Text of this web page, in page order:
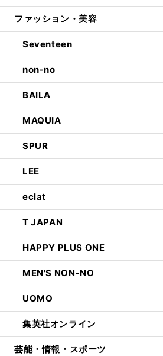
ファッション・美容
Seventeen
non-no
BAILA
MAQUIA
SPUR
LEE
eclat
T JAPAN
HAPPY PLUS ONE
MEN'S NON-NO
UOMO
集英社オンライン
芸能・情報・スポーツ